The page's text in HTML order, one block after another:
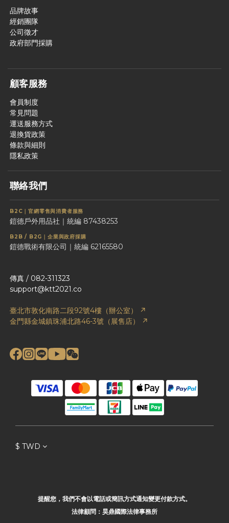
品牌故事
經銷團隊
公司徵才
政府部門採購
顧客服務
會員制度
常見問題
運送服務方式
退換貨政策
條款與細則
隱私政策
聯絡我們
B2C｜官網零售與消費者服務
鎧德戶外用品社｜統編 87438253
B2B / B2G｜企業與政府採購
鎧德戰術有限公司｜統編 62165580
傳真 / 082-311323
support@ktt2021.co
臺北市敦化南路二段92號4樓（辦公室） ↗
金門縣金城鎮珠浦北路46-3號（展售店） ↗
$ TWD
提醒您，我們不會以電話或簡訊方式通知變更付款方式。
法律顧問：昊鼎國際法律事務所